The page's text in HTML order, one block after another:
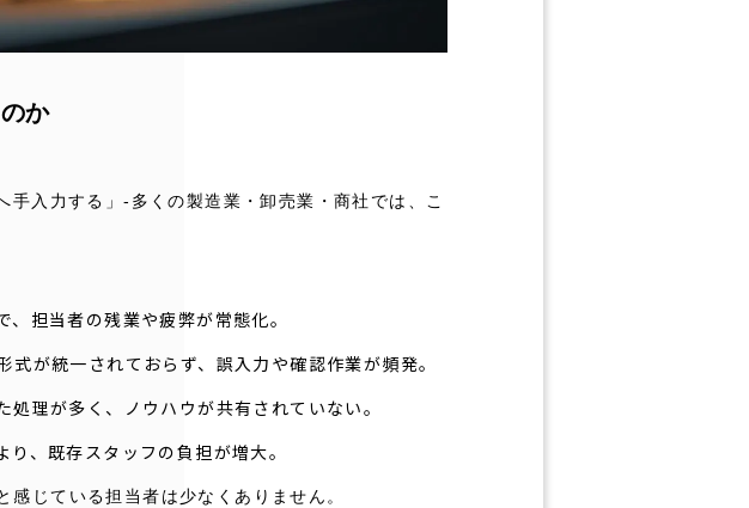
か
手入力する」-多くの製造業・卸売業・商社では、こ
、担当者の残業や疲弊が常態化。
式が統一されておらず、誤入力や確認作業が頻発。
処理が多く、ノウハウが共有されていない。
、既存スタッフの負担が増大。
じている担当者は少なくありません。